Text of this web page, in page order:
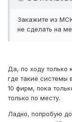
Закажите из
не сделать на
Да, по ходу только
где такие системы
10 фирм, пока
только по месту.
Ладно, попробую